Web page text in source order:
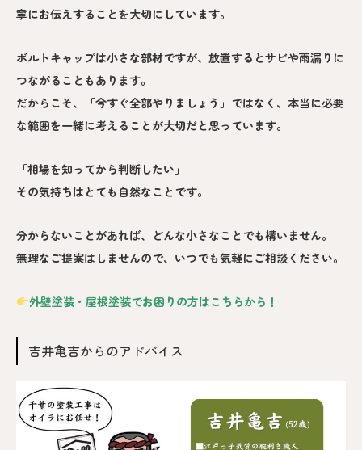
寧にお伝えすることを大切にしています。
ボルトキャップは小さな部材ですが、放置するとサビや雨漏りに
つながることもあります。
だからこそ、「今すぐ全部やりましょう」ではなく、本当に必要
な範囲を一緒に考えることが大切だと思っています。
「相場を知ってから判断したい」
その気持ちはとても自然なことです。
分からないことがあれば、どんな小さなことでも構いません。
無理なご提案はしませんので、いつでも気軽にご相談ください。
外壁塗装・屋根塗装でお困りの方はこちらから！
吉井亀吉からのアドバイス